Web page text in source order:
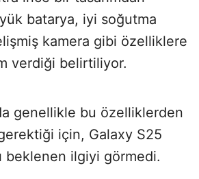
batarya, iyi soğutma
kamera gibi özelliklere
verdiği belirtiliyor.
genellikle bu özelliklerden
için, Galaxy S25
beklenen ilgiyi görmedi.